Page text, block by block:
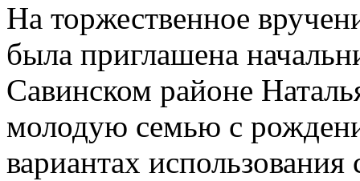
На торжественное
была приглашена
Савинском районе
молодую семью с
вариантах использования